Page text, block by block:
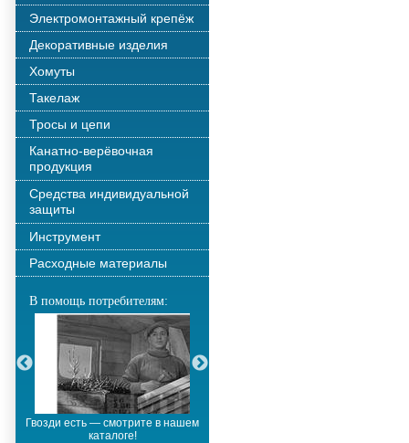
Электромонтажный крепёж
Декоративные изделия
Хомуты
Такелаж
Тросы и цепи
Канатно-верёвочная
продукция
Средства индивидуальной
защиты
Инструмент
Расходные материалы
В помощь потребителям:
Гвозди есть — смотрите в нашем
каталоге!